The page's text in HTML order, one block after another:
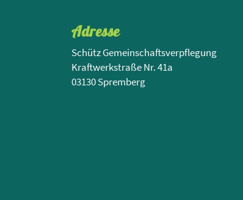
Adresse
Schütz Gemeinschaftsverpflegung
Kraftwerkstraße Nr. 41a
03130 Spremberg